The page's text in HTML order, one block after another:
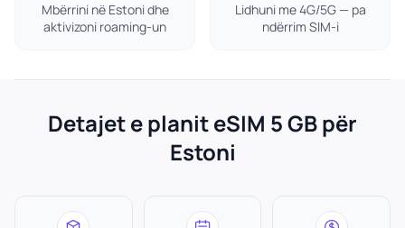
Mbërrini në Estoni dhe
aktivizoni roaming-un
Lidhuni me 4G/5G — pa
ndërrim SIM-i
Detajet e planit eSIM 5 GB për
Estoni